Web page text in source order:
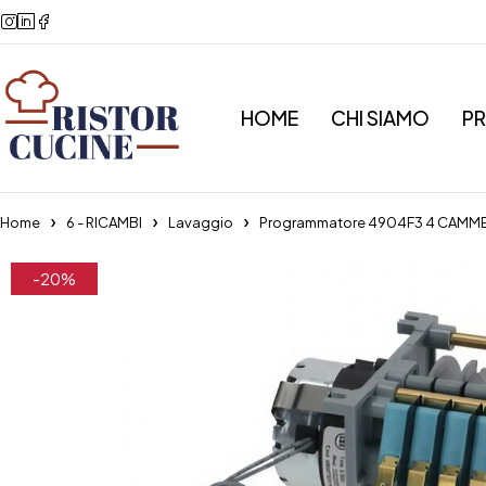
HOME CHI SIAMO
Home 6 - RICAMBI Lavaggio Programmatore 4904F3 4
-20%